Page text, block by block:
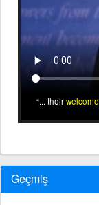
... theirwelcome
Geçmiş